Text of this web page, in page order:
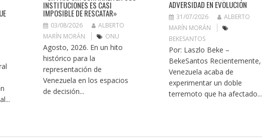
INSTITUCIONES ES CASI
IMPOSIBLE DE RESCATAR»
03/08/2026
ALBERTO
MARÍN MORÁN
ONU
Agosto, 2026. En un hito
histórico para la
representación de
Venezuela en los espacios
de decisión...
ADVERSIDAD EN EVOLUCIÓN
31/07/2026
ALBERTO
MARÍN MORÁN
BEKESANTOS
Por: Laszlo Beke –
BekeSantos Recientemente,
Venezuela acaba de
experimentar un doble
terremoto que ha afectado...